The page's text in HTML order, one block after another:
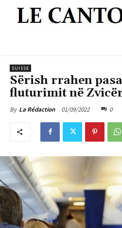
SUISSE
Sërish rrahen
fluturimit në
By La Rédaction 01/09/2022 0